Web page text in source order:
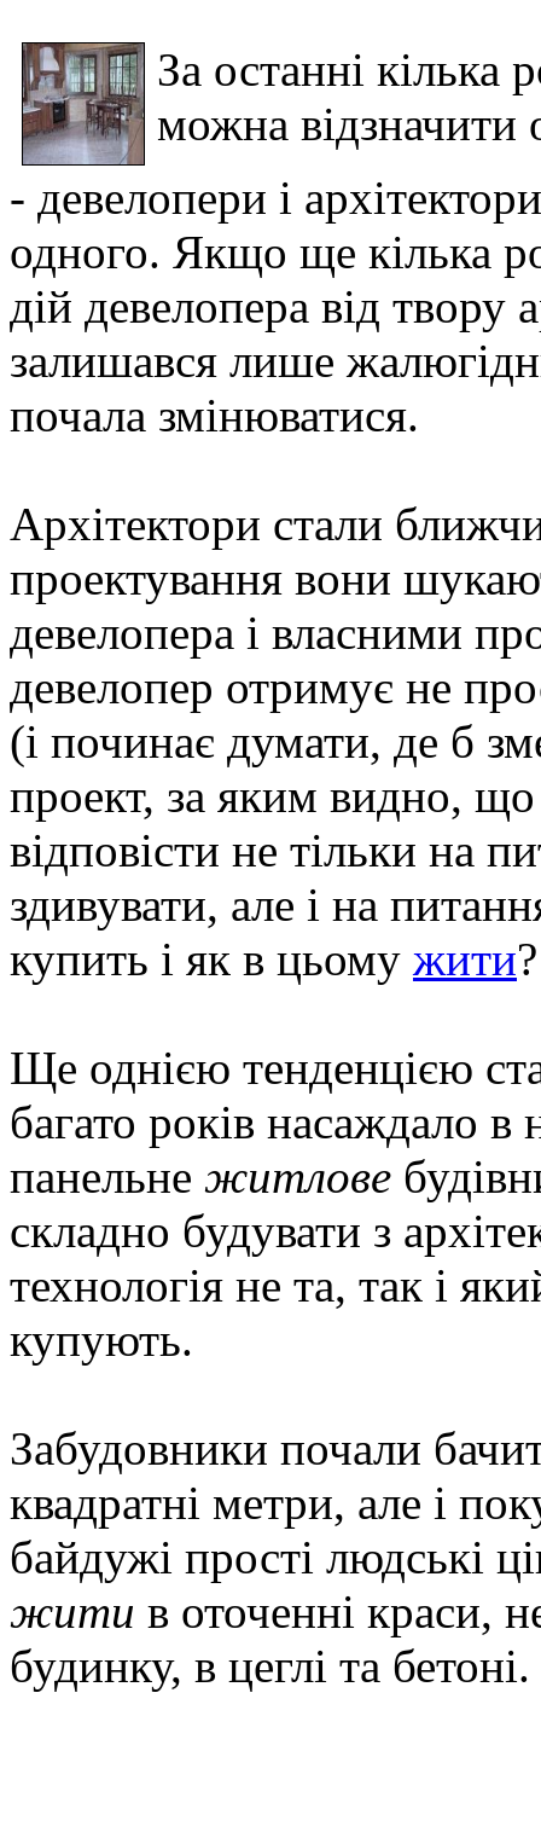
За останні кілька
можна відзначити
- девелопери і
одного. Якщо ще кілька
дій девелопера від твору
залишався лише
почала змінюватися.
Архітектори стали
проектування вони
девелопера і власними
девелопер отримує не
(і починає думати, де б
проект, за яким видно, що
відповісти не тільки на
здивувати, але і на
купить і як в цьому жити?
Ще однією тенденцією
багато років насаждало в
панельне житлове
складно будувати з
технологія не та, так і
купують.
Забудовники почали
квадратні метри, але і
байдужі прості людські
жити в оточенні краси,
будинку, в цеглі та бетоні.